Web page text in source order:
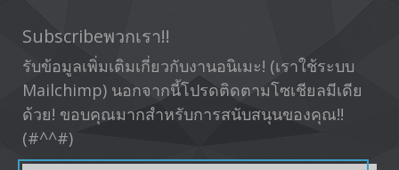
Subscribeพวกเรา!!
รับข้อมูลเพิ่มเติมเกี่ยวกับงานอนิเมะ! (เราใช้ระบบ
Mailchimp) นอกจากนี้โปรดติดตามโซเชียลมีเดีย
ด้วย! ขอบคุณมากสำหรับการสนับสนุนของคุณ!!
(#^^#)